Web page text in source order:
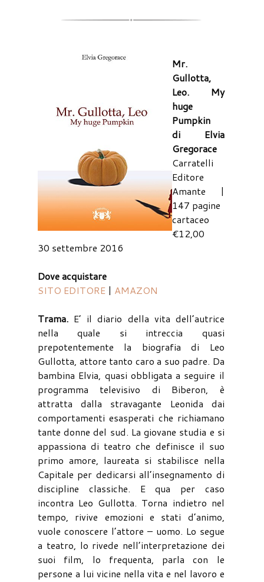
Mr.
Gullotta,
Leo. My
huge
Pumpkin
di Elvia
Gregorace
Carratelli
Editore
Amante |
147 pagine
cartaceo
€12,00
30 settembre 2016
Dove acquistare
SITO EDITORE | AMAZON
Trama. E’ il diario della vita dell’autrice
nella quale si intreccia quasi
prepotentemente la biografia di Leo
Gullotta, attore tanto caro a suo padre. Da
bambina Elvia, quasi obbligata a seguire il
programma televisivo di Biberon, è
attratta dalla stravagante Leonida dai
comportamenti esasperati che richiamano
tante donne del sud. La giovane studia e si
appassiona di teatro che definisce il suo
primo amore, laureata si stabilisce nella
Capitale per dedicarsi all’insegnamento di
discipline classiche. E qua per caso
incontra Leo Gullotta. Torna indietro nel
tempo, rivive emozioni e stati d’animo,
vuole conoscere l’attore – uomo. Lo segue
a teatro, lo rivede nell’interpretazione dei
suoi film, lo frequenta, parla con le
persone a lui vicine nella vita e nel lavoro e